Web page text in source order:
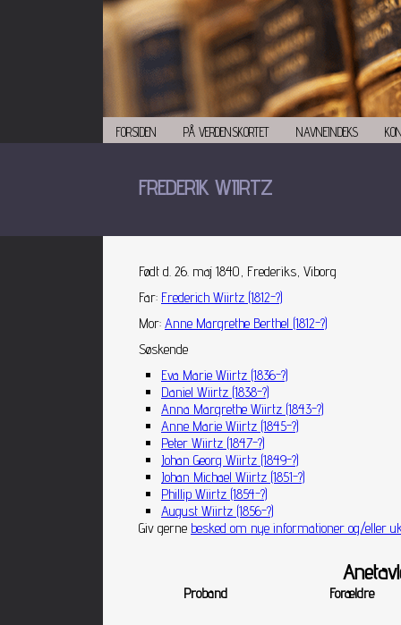
FORSIDEN PÅ VERDENSKORTET NAVNEINDEKS
FREDERIK WIIRTZ
Født d. 26. maj 1840, Frederiks, Viborg
Far: Frederich Wiirtz (1812-?)
Mor: Anne Margrethe Berthel (1812-?)
Søskende
Eva Marie Wiirtz (1836-?)
Daniel Wiirtz (1838-?)
Anna Margrethe Wiirtz (1843-?)
Anne Marie Wiirtz (1845-?)
Peter Wiirtz (1847-?)
Johan Georg Wiirtz (1849-?)
Johan Michael Wiirtz (1851-?)
Phillip Wiirtz (1854-?)
August Wiirtz (1856-?)
Giv gerne besked om nye informationer og/eller
Proband Forældre